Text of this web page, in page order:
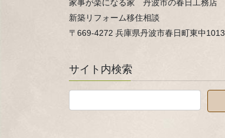
家事が楽になる家 丹波市の春日工務店
新築リフォーム移住相談
〒669-4272 兵庫県丹波市春日町東中1013
サイト内検索